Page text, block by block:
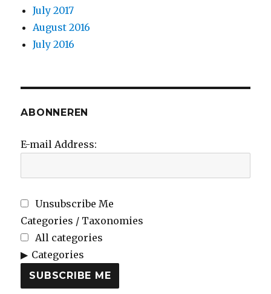
July 2017
August 2016
July 2016
ABONNEREN
E-mail Address:
Unsubscribe Me
Categories / Taxonomies
All categories
Categories
SUBSCRIBE ME